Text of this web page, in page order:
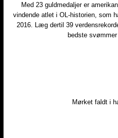
Med 23 guldmedaljer er
vindende atlet i OL-historien, som
2016. Læg dertil 39
bedste
Mørket faldt i